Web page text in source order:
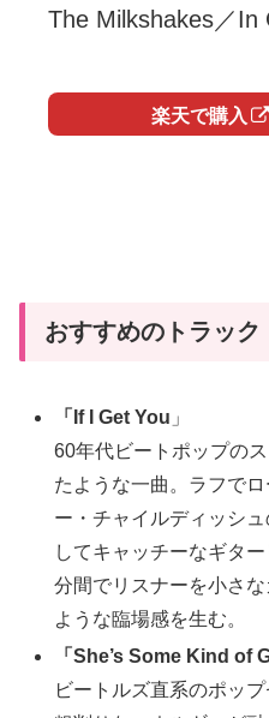
The Milkshakes／In
楽天で購入
おすすめのトラック
「If I Get You 」
60年代ビートポップの
たような一曲。ラフで
ー・チャイルディッシ
してキャッチーなギタ
分間でリスナーを小さ
ような臨場感を生む。
「She’s Some Kind of
ビートルズ直系のポッ